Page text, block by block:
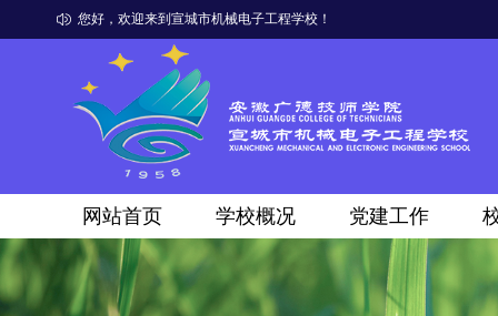
您好，欢迎来到宣城市机械电子工程学校！
网站首页 学校概况 党建工作